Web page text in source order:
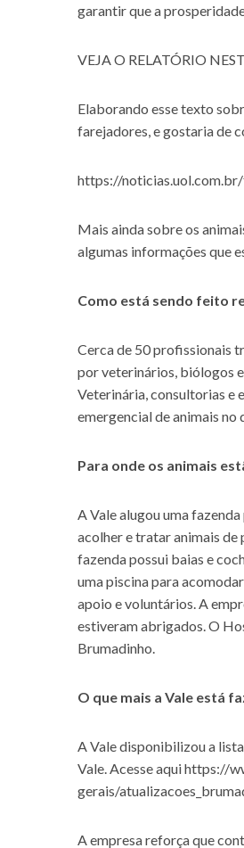
garantir que a
VEJA O RELATÓRIO
Elaborando esse texto
farejadores, e gostaria de
https://
Mais ainda sobre os
algumas informações que
Como está sendo feito
Cerca de 50 profissionais
por veterinários, biólogos
Veterinária, consultorias e
emergencial de animais no
Para onde os animais
A Vale alugou uma
acolher e tratar animais de
fazenda possui baias e
uma piscina para
apoio e voluntários. A
estiveram abrigados. O
Brumadinho.
O que mais a Vale está
A Vale disponibilizou a
Vale. Acesse aquihttps://
gerais/
A empresa reforça que